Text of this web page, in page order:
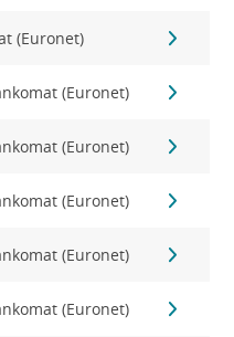
(Euronet)
(Euronet)
(Euronet)
(Euronet)
(Euronet)
(Euronet)